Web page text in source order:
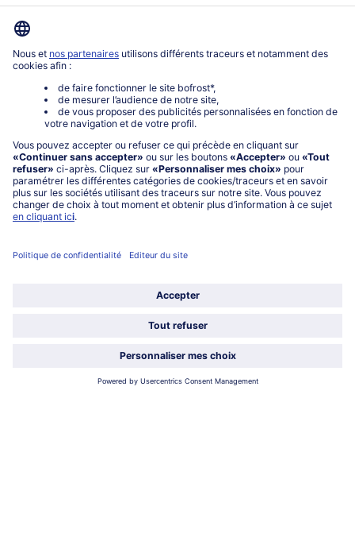
Mon compte bofrost*
service@bofrost.fr
0801 902 406
Lu-Ve : 9h - 20h (appel non surtaxé)